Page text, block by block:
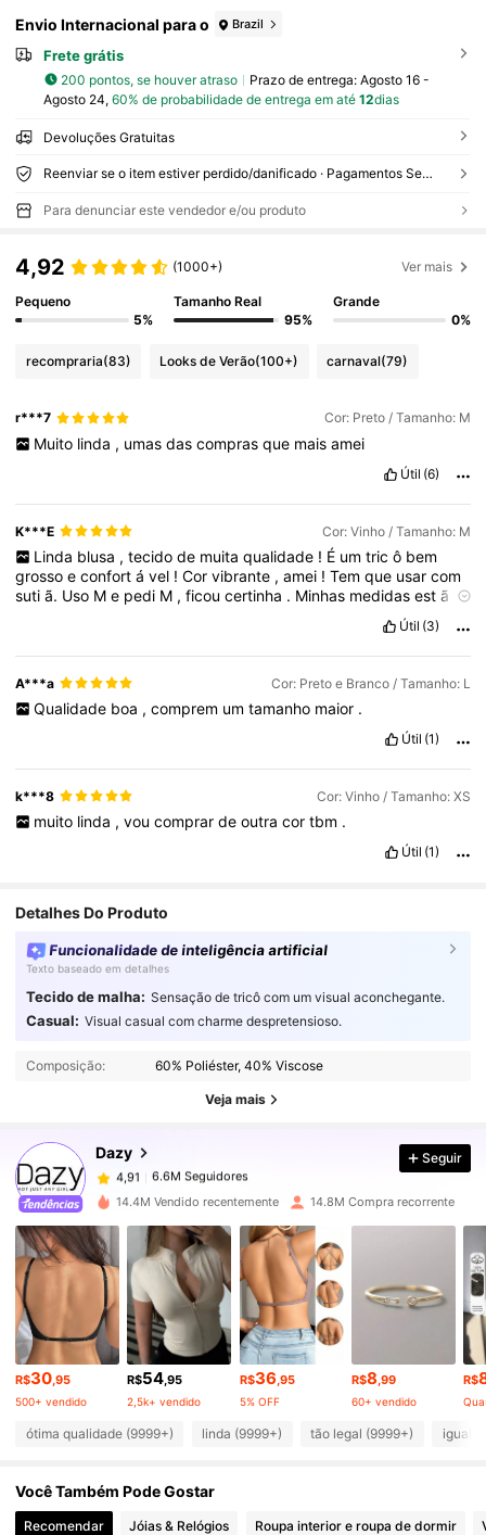
Envio Internacional para o Brazil
Frete grátis
200 pontos, se houver atraso Prazo de entrega: Agosto 16 -
Agosto 24, 60% de probabilidade de entrega em até 12dias
Devoluções Gratuitas
Reenviar se o item estiver perdido/danificado · Pagamentos Seguros · Proteção de privacidade
Para denunciar este vendedor e/ou produto
4,92 (1000+) Ver mais
Pequeno
5%
Tamanho Real
95%
Grande
0%
recompraria(83) Looks de Verão(100+) carnaval(79)
r***7 Cor: Preto / Tamanho: M
Muito linda , umas das compras que mais amei
Útil (6)
K***E Cor: Vinho / Tamanho: M
Linda blusa , tecido de muita qualidade ! É um tric ô bem
grossoeconfortável !Corvibrante ,amei !Temque usarcom
sutiã. Uso Me pedi M ,ficoucertinha . Minhas medidasestã o
Útil (3)
A***a Cor: Preto e Branco / Tamanho: L
Qualidade boa , comprem um tamanho maior .
Útil (1)
k***8 Cor: Vinho / Tamanho: XS
muito linda , vou comprar de outra cor tbm .
Útil (1)
Detalhes Do Produto
Funcionalidade de inteligência artificial
Texto baseado em detalhes
Tecido de malha: Sensação de tricô com um visual aconchegante.
Casual: Visual casual com charme despretensioso.
Composição: 60% Poliéster, 40% Viscose
Veja mais
Dazy
4,91 6.6M Seguidores
6.6M Seguidores
4,91
g***i pago 21 horas atrás
4,91 6.6M Seguidores
4,91 6.6M Seguidores
4,91 6.6M Seguidores
4,91 6.6M Seguidores
4,91 6.6M Seguidores
Seguir
14.4M Vendido recentemente 14.8M Compra recorrente
R$30,95
500+ vendido
R$54,95
2,5k+ vendido
R$36,95
5% OFF
R$8,99
60+ vendido
R$
ótima qualidade (9999+) linda (9999+) tão legal (9999+) igual a
Você Também Pode Gostar
Recomendar Jóias & Relógios Roupa interior e roupa de dormir